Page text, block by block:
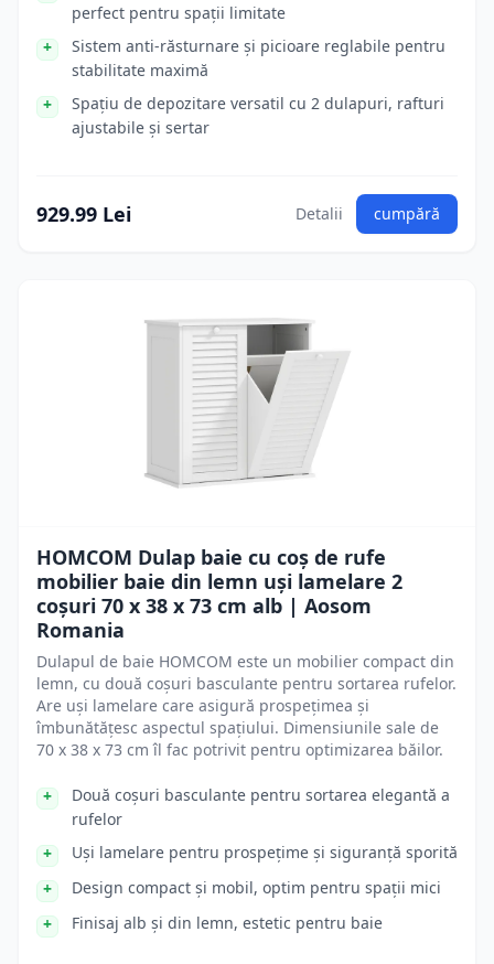
perfect pentru spații limitate
Sistem anti-răsturnare și picioare reglabile pentru
stabilitate maximă
Spațiu de depozitare versatil cu 2 dulapuri, rafturi
ajustabile și sertar
929.99 Lei Detalii cumpără
HOMCOM Dulap baie cu coș de rufe
mobilier baie din lemn uși lamelare 2
coșuri 70 x 38 x 73 cm alb | Aosom
Romania
Dulapul de baie HOMCOM este un mobilier compact din
lemn, cu două coșuri basculante pentru sortarea rufelor.
Are uși lamelare care asigură prospețimea și
îmbunătățesc aspectul spațiului. Dimensiunile sale de
70 x 38 x 73 cm îl fac potrivit pentru optimizarea băilor.
Două coșuri basculante pentru sortarea elegantă a
rufelor
Uși lamelare pentru prospețime și siguranță sporită
Design compact și mobil, optim pentru spații mici
Finisaj alb și din lemn, estetic pentru baie